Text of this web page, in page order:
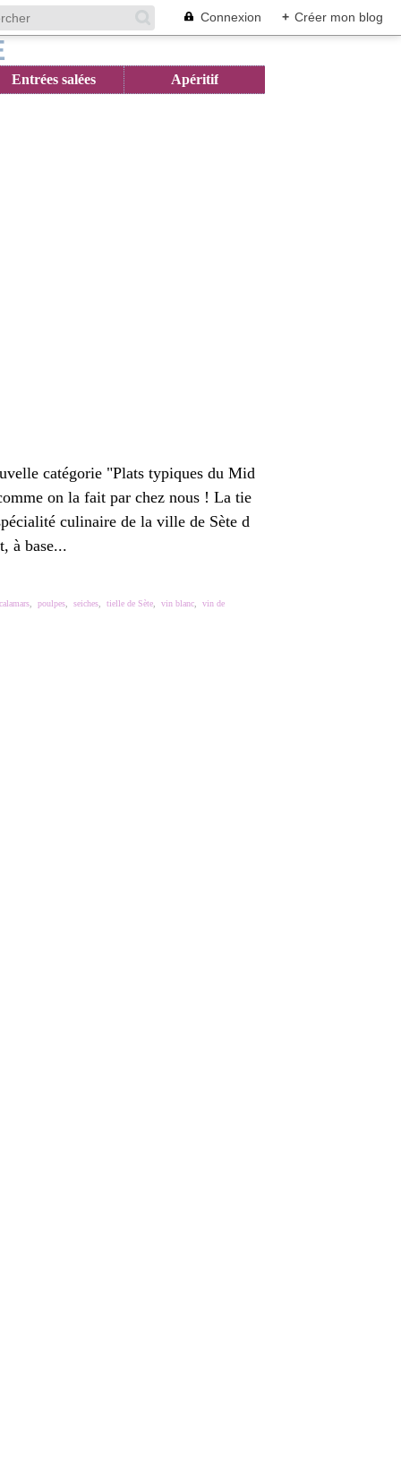
Connexion + Créer mon blog
Entrées salées Apéritif
catégorie "Plats typiques du Mid
on la fait par chez nous ! La tie
culinaire de la ville de Sète d
à base...
calamars poulpes seiches tielle de Sète vin blanc vin de